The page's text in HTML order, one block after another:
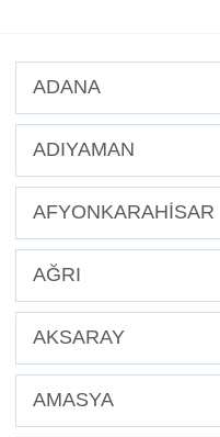
ADANA
ADIYAMAN
AFYONKARAHİSAR
AĞRI
AKSARAY
AMASYA